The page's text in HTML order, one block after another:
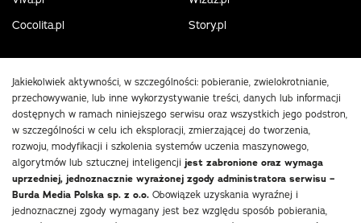
Cocolita.pl
Story.pl
Jakiekolwiek aktywności, w szczególności: pobieranie, zwielokrotnianie,
przechowywanie, lub inne wykorzystywanie treści, danych lub informacji
dostępnych w ramach niniejszego serwisu oraz wszystkich jego podstron,
w szczególności w celu ich eksploracji, zmierzającej do tworzenia,
rozwoju, modyfikacji i szkolenia systemów uczenia maszynowego,
algorytmów lub sztucznej inteligencji jest zabronione oraz wymaga
uprzedniej, jednoznacznie wyrażonej zgody administratora serwisu –
Burda Media Polska sp. z o.o. Obowiązek uzyskania wyraźnej i
jednoznacznej zgody wymagany jest bez względu sposób pobierania,